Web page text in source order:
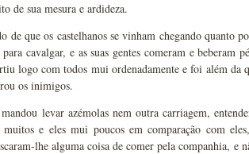
de sua mesura e ardideza.
que os castelhanos se vinham chegando quanto
cavalgar, e as suas gentes comeram e beberam
logo com todos mui ordenadamente e foi além da
os inimigos.
levar azémolas nem outra carriagem,
e eles mui poucos em comparação com
lhe alguma coisa de comer pela companhia, e